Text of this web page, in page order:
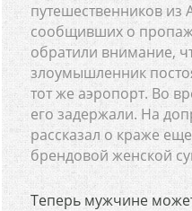
путешественников из
сообщивших о
обратили внимание,
злоумышленник
тот же аэропорт. Во
его задержали. На
рассказал о краже
брендовой женской
Теперь мужчине